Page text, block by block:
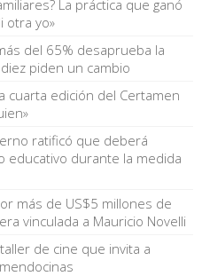
La práctica que ganó
otra yo»
del 65% desaprueba la
piden un cambio
cuarta edición del Certamen
ratificó que deberá
educativo durante la medida
más de US$5 millones de
vinculada a Mauricio Novelli
de cine que invita a